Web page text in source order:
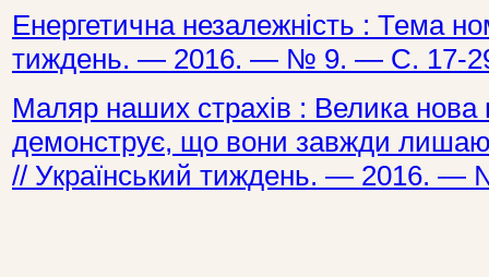
Енергетична незалежність : Тема
тиждень. — 2016. — № 9. — С. 17-
Маляр наших страхів : Велика нова
демонструє, що вони завжди
// Український тиждень. — 2016.